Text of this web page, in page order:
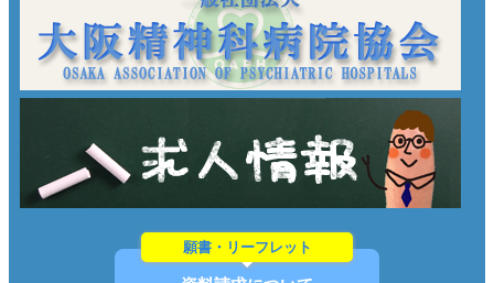
願書・リーフレット